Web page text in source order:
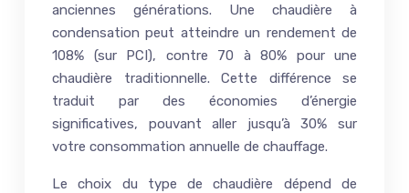
anciennes générations. Une chaudière à
condensation peut atteindre un rendement de
108% (sur PCI), contre 70 à 80% pour une
chaudière traditionnelle. Cette différence se
traduit par des économies d’énergie
significatives, pouvant aller jusqu’à 30% sur
votre consommation annuelle de chauffage.
Le choix du type de chaudière dépend de